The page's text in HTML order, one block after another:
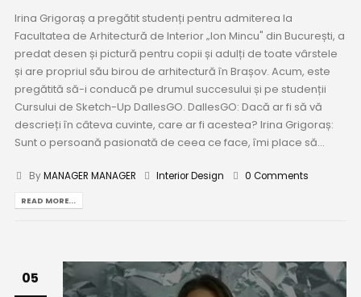
Irina Grigoraș a pregătit studenți pentru admiterea la
Facultatea de Arhitectură de Interior „Ion Mincu" din București, a
predat desen și pictură pentru copii și adulți de toate vârstele
și are propriul său birou de arhitectură în Brașov. Acum, este
pregătită să-i conducă pe drumul succesului și pe studenții
Cursului de Sketch-Up DallesGO. DallesGO: Dacă ar fi să vă
descrieți în câteva cuvinte, care ar fi acestea? Irina Grigoraș:
Sunt o persoană pasionată de ceea ce face, îmi place să...
ByMANAGER MANAGER Interior Design 0 Comments
READ MORE...
05